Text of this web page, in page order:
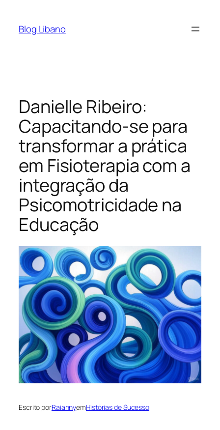
Blog Libano
Danielle Ribeiro:
Capacitando-se para
transformar a prática
em Fisioterapia com a
integração da
Psicomotricidade na
Educação
Escrito porRaiannyemHistórias de Sucesso